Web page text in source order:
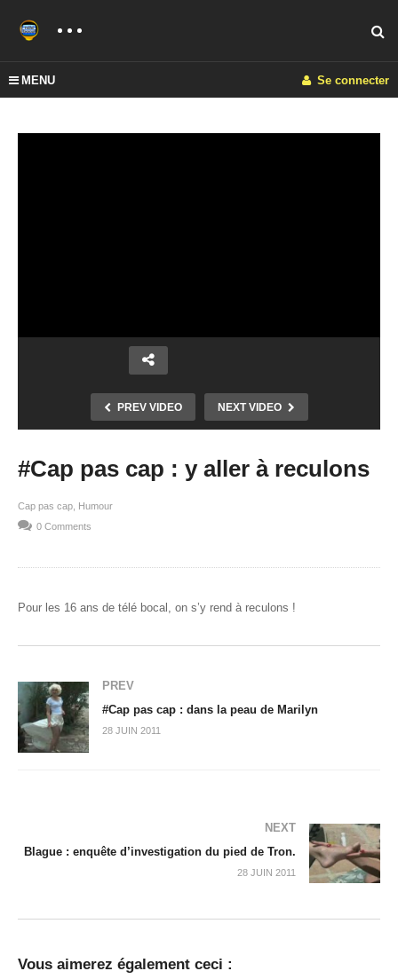
MENU Se connecter
PREV VIDEO NEXT VIDEO
#Cap pas cap : y aller à reculons
Cap pas cap
Humour
0 Comments
Pour les 16 ans de télé bocal, on s’y rend à reculons !
PREV
#Cap pas cap : dans la peau de Marilyn
28 JUIN 2011
NEXT
Blague : enquête d’investigation du pied de Tron.
28 JUIN 2011
Vous aimerez également ceci :